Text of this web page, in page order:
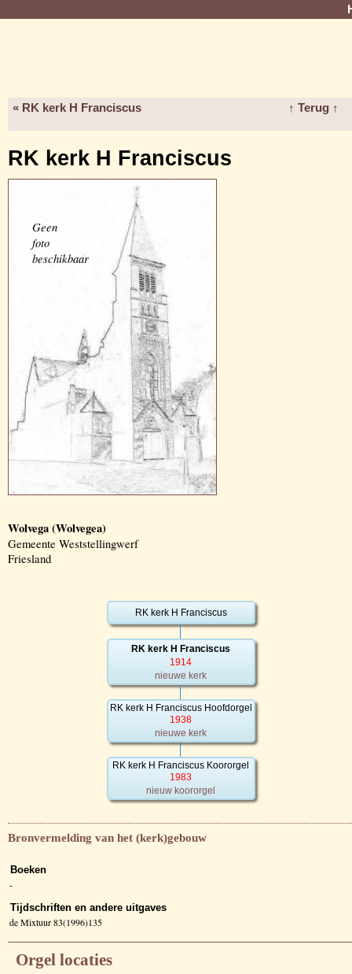
« RK kerk H Franciscus ↑ Terug ↑
RK kerk H Franciscus
Geen
foto
beschikbaar
Wolvega (Wolvegea)
Gemeente Weststellingwerf
Friesland
RK kerk H Franciscus
RK kerk H Franciscus
1914
nieuwe kerk
RK kerk H Franciscus Hoofdorgel
1938
nieuwe kerk
RK kerk H Franciscus Koororgel
1983
nieuw koororgel
Bronvermelding van het (kerk)gebouw
Boeken
-
Tijdschriften en andere uitgaves
de Mixtuur 83(1996)135
Orgel locaties